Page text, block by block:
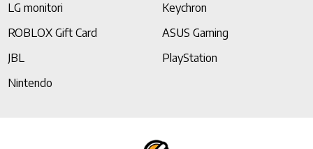
LG monitori
Keychron
ROBLOX Gift Card
ASUS Gaming
JBL
PlayStation
Nintendo